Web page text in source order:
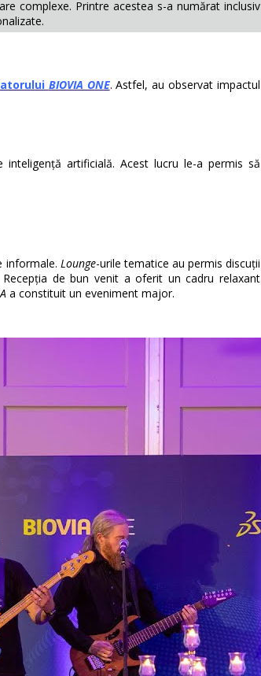
complexe. Printre acestea s-a numărat inclusiv
BIOVIA ONE. Astfel, au observat impactul
artificială. Acest lucru le-a permis să
informale. Lounge-urile tematice au permis discuții
de bun venit a oferit un cadru relaxant
a constituit un eveniment major.